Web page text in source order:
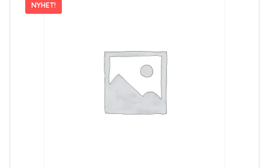
NYHET!
NYHET!